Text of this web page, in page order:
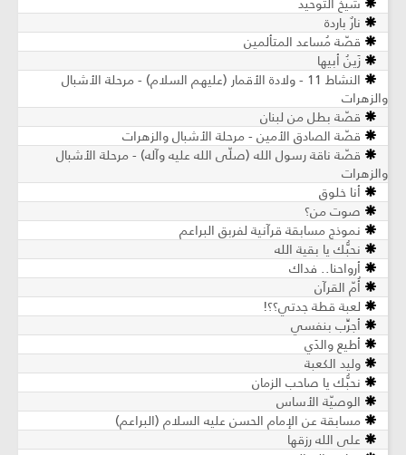
نارٌ باردة
قصّة مُساعد المتألمين
زَينُ أبيها
النشاط 11 - ولادة الأقمار (عليهم السلام) - مرحلة الأشبال
والزهرات
قصّة بطل من لبنان
قصّة الصادق الأمين - مرحلة الأشبال والزهرات
قصّة ناقة رسول الله (صلّى الله عليه وآله) - مرحلة الأشبال
والزهرات
أنا خلوق
صوت من؟
نموذج مسابقة قرآنية لفربق البراعم
نحبُّك يا بقية الله
أرواحنا.. فداك
أُمّ القرآن
لعبة قطة جدتي؟؟!
أجرِّب بنفسي
أطيع والدَي
وليد الكعبة
نحبُّك يا صاحب الزمان
الوصيّة الأساس
مسابقة عن الإمام الحسن عليه السلام (البراعم)
على الله رزقها